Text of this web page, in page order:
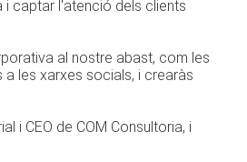
captar l'atenció dels clients
al nostre abast, com les
les xarxes socials, i crearàs
i CEO de COM Consultoria, i